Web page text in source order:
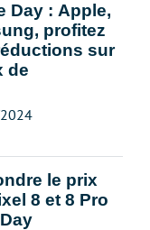
Day : Apple,
profitez
sur
de
le prix
8 et 8 Pro